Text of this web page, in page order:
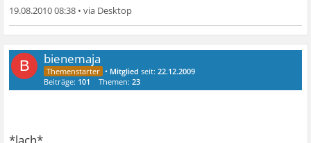
19.08.2010 08:38 •
B bienemaja
• Mitglied seit:22.12.2009
Beiträge: 101 Themen:23
*lach*